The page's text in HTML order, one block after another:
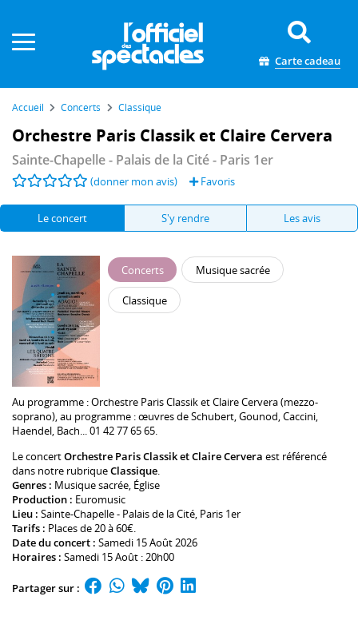
Carte cadeau
Accueil Concerts Classique
Orchestre Paris Classik et Claire Cervera
Sainte-Chapelle - Palais de la Cité- Paris 1er
(donner mon avis) Favoris
Le concert S'y rendre Les avis
Concerts Musique sacrée
Classique
Au programme :Orchestre Paris ClassiketClaire Cervera(mezzo-
soprano), au programme : œuvres de Schubert, Gounod, Caccini,
Haendel, Bach... 01 42 77 65 65.
Le concertOrchestre Paris Classik et Claire Cervera est référencé
dans notre rubriqueClassique.
Genres : Musique sacrée, Église
Production : Euromusic
Lieu : Sainte-Chapelle - Palais de la Cité, Paris 1er
Tarifs : Places de 20 à 60€.
Date du concert : Samedi 15 Août 2026
Horaires : Samedi 15 Août : 20h00
Partager sur :